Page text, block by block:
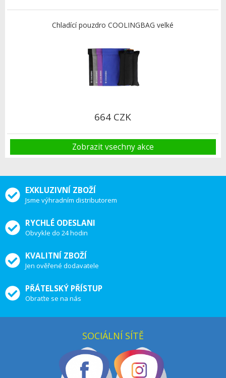
Chladící pouzdro COOLINGBAG velké
664 CZK
Zobrazit vsechny akce
EXKLUZIVNÍ ZBOŽÍ
Jsme výhradním distributorem
RYCHLÉ ODESLANI
Obvykle do 24 hodin
KVALITNÍ ZBOŽÍ
Jen ověřené dodavatele
PŘÁTELSKÝ PŘÍSTUP
Obraťte se na nás
SOCIÁLNÍ SÍTĚ